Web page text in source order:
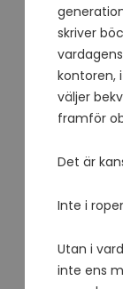
skriver
kontoren,
väljer
framför
Det är
Inte i
Utan i
inte ens